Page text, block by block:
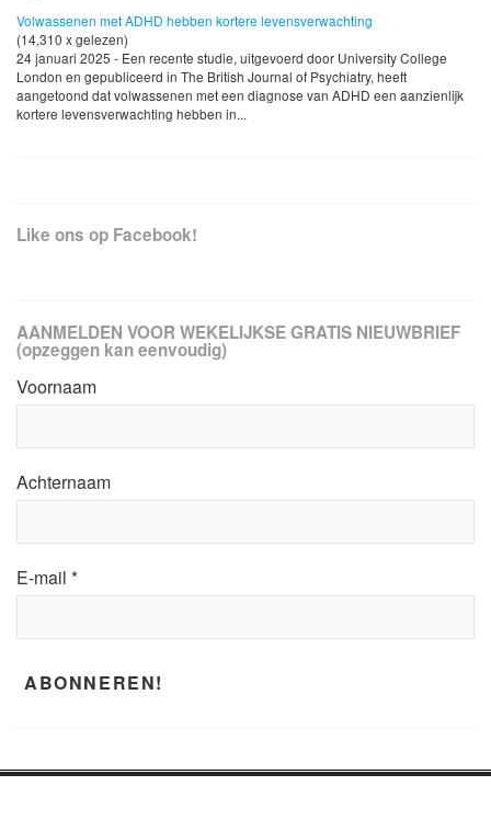
Volwassenen met ADHD hebben kortere levensverwachting
(14,310 x gelezen)
24 januari 2025 - Een recente studie, uitgevoerd door University College
London en gepubliceerd in The British Journal of Psychiatry, heeft
aangetoond dat volwassenen met een diagnose van ADHD een aanzienlijk
kortere levensverwachting hebben in...
Like ons op Facebook!
AANMELDEN VOOR WEKELIJKSE GRATIS NIEUWBRIEF
(opzeggen kan eenvoudig)
Voornaam
Achternaam
E-mail *